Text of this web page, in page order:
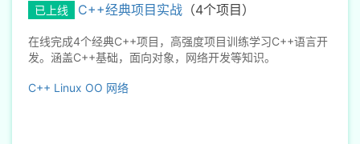
已上线 C++经典项目实战 （4个项目）
在线完成4个经典C++项目，高强度项目训练学习C++语言开
发。涵盖C++基础，面向对象，网络开发等知识。
C++ Linux OO 网络